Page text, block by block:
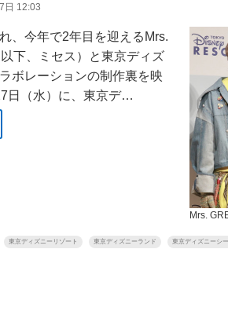
日 12:03
Mrs.
、今年で2年目を迎えるMrs.
下、ミセス）と東京ディズ
ボレーションの制作裏を映
日（水）に、東京デ…
東京ディズニーリゾート 東京ディズニーランド 東京ディズニーシー